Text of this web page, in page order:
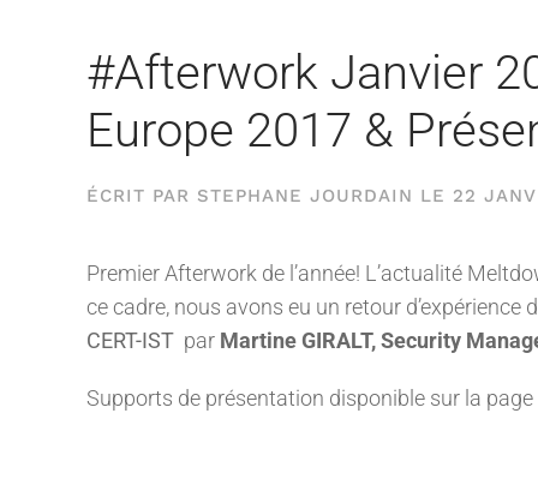
#Afterwork Janvier
Europe 2017 &
ÉCRIT PAR STEPHANE JOURDAIN LE 22
Premier Afterwork de l’année! L’actualité
ce cadre, nous avons eu un retour d’expérience
CERT-IST par Martine GIRALT, Security
Supports de présentation disponible sur la page